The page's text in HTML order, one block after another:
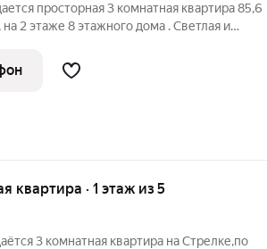
просторная 3 комнатная квартира 85,6
2 этаже 8 этажного дома . Светлая и
-20 м2 жилая площадь -65 м2 высокие
квартира · 1 этаж из 5
3 кoмнaтная квартира на Стрелке,пo